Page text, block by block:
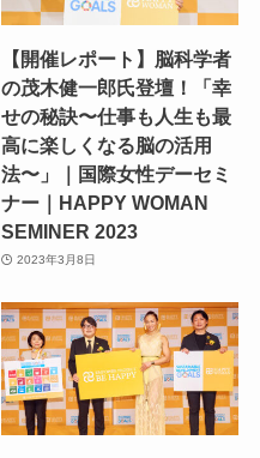
【開催レポート】脳科学者
の茂木健一郎氏登壇！「幸
せの秘訣〜仕事も人生も最
高に楽しくなる脳の活用
法〜」｜国際女性デーセミ
ナー｜HAPPY WOMAN
SEMINER 2023
2023年3月8日